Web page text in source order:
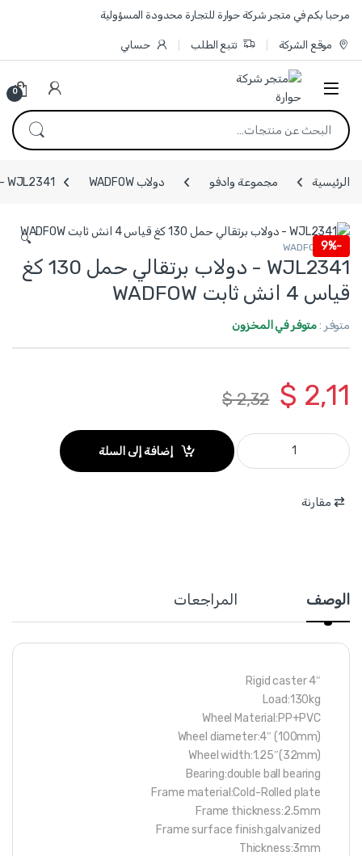
Skip to navigation
Skip to content
مرحبا بكم في متجر شركة حوارة للتجارة محدودة المسؤولية
موقع الشركة تتبع الطلب حسابي
0
البحث عن:
الرئيسية مجموعة وادفو دولاب WADFOW WJL2341 - دولاب برتقالي حمل 130 كغ قياس 4 انش ثابت WADFOW
-
9%
🔍
دولاب WADFOW
WJL2341 - دولاب برتقالي حمل 130 كغ
قياس 4 انش ثابت WADFOW
متوفر :متوفر في المخزون
$ 2,11
$2,32
WJL2341 - دولاب برتقالي حمل 130 كغ قياس 4 انش ثابت WADFOW quantity
إضافة إلى السلة
مقارنة
الوصف المراجعات
4″ Rigid caster
Load:130kg
Wheel Material:PP+PVC
Wheel diameter:4″ (100mm)
Wheel width:1.25″(32mm)
Bearing:double ball bearing
Frame material:Cold-Rolled plate
Frame thickness:2.5mm
Frame surface finish:galvanized
Thickness:3mm